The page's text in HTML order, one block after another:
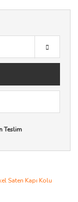
Teslim